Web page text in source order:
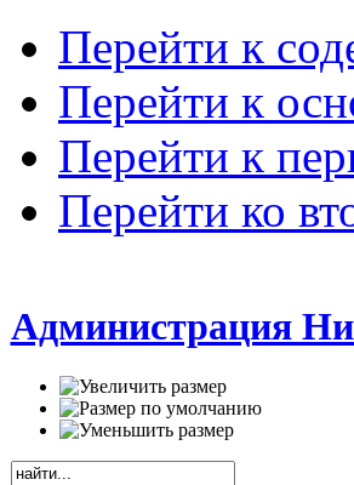
Перейти к
Перейти к
Перейти к
Перейти ко
Администрация